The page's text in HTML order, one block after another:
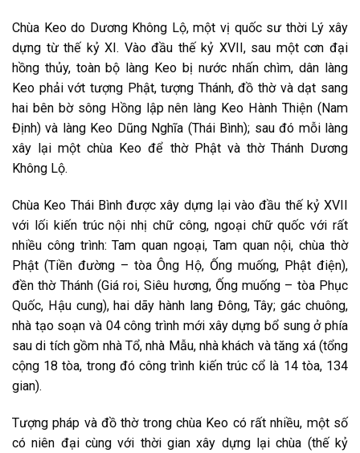
Chùa Keo do Dương Không Lộ, một vị quốc sư thời Lý xây
dựng từ thế kỷ XI. Vào đầu thế kỷ XVII, sau một cơn đại
hồng thủy, toàn bộ làng Keo bị nước nhấn chìm, dân làng
Keo phải vớt tượng Phật, tượng Thánh, đồ thờ và dạt sang
hai bên bờ sông Hồng lập nên làng Keo Hành Thiện (Nam
Định) và làng Keo Dũng Nghĩa (Thái Bình); sau đó mỗi làng
xây lại một chùa Keo để thờ Phật và thờ Thánh Dương
Không Lộ.
Chùa Keo Thái Bình được xây dựng lại vào đầu thế kỷ XVII
với lối kiến trúc nội nhị chữ công, ngoại chữ quốc với rất
nhiều công trình: Tam quan ngoại, Tam quan nội, chùa thờ
Phật (Tiền đường – tòa Ông Hộ, Ống muống, Phật điện),
đền thờ Thánh (Giá roi, Siêu hương, Ống muống – tòa Phục
Quốc, Hậu cung), hai dãy hành lang Đông, Tây; gác chuông,
nhà tạo soạn và 04 công trình mới xây dựng bổ sung ở phía
sau di tích gồm nhà Tổ, nhà Mẫu, nhà khách và tăng xá (tổng
cộng 18 tòa, trong đó công trình kiến trúc cổ là 14 tòa, 134
gian).
Tượng pháp và đồ thờ trong chùa Keo có rất nhiều, một số
có niên đại cùng với thời gian xây dựng lại chùa (thế kỷ